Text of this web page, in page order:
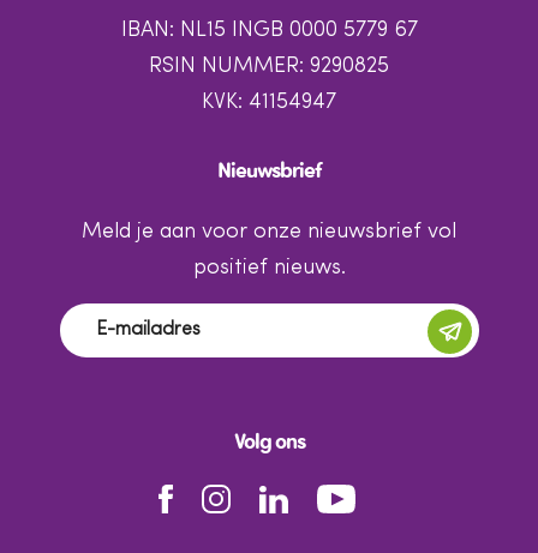
IBAN: NL15 INGB 0000 5779 67
RSIN NUMMER: 9290825
KVK: 41154947
Nieuwsbrief
Meld je aan voor onze nieuwsbrief vol
positief nieuws.
Volg ons